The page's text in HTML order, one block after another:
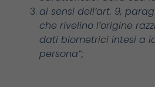
ai sensi dell’art. 9,
che rivelino l’origine
dati biometrici intesi a
persona”;